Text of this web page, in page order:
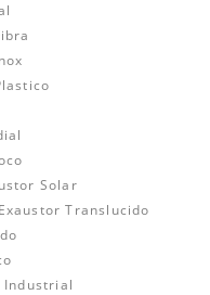
Solar
Exaustor Translucido
Industrial